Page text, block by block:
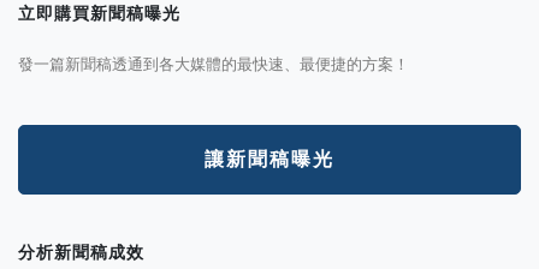
立即購買新聞稿曝光
發一篇新聞稿透通到各大媒體的最快速、最便捷的方案！
讓新聞稿曝光
分析新聞稿成效